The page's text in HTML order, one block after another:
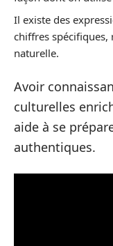
Il existe des
chiffres
naturelle.
Avoir
culturelles
aide à se
authentiques.